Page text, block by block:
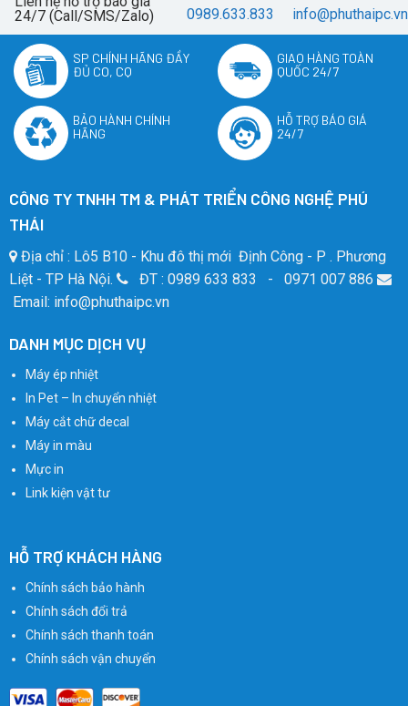
24/7 (Call/SMS/Zalo)
0989.633.833 info@phuthaipc.vn
SP CHÍNH HÃNG ĐẦY
ĐỦ CO, CQ
GIAO HÀNG TOÀN
QUỐC 24/7
BẢO HÀNH CHÍNH
HÃNG
HỖ TRỢ BÁO GIÁ
24/7
CÔNG TY TNHH TM & PHÁT TRIỂN CÔNG NGHỆ PHÚ
THÁI
Địa chỉ : Lô5 B10 - Khu đô thị mới Định Công - P . Phương
Liệt - TP Hà Nội.
ĐT : 0989 633 833 - 0971 007 886
Email: info@phuthaipc.vn
DANH MỤC DỊCH VỤ
Máy ép nhiệt
In Pet – In chuyển nhiệt
Máy cắt chữ decal
Máy in màu
Mực in
Link kiện vật tư
HỖ TRỢ KHÁCH HÀNG
Chính sách bảo hành
Chính sách đổi trả
Chính sách thanh toán
Chính sách vận chuyển